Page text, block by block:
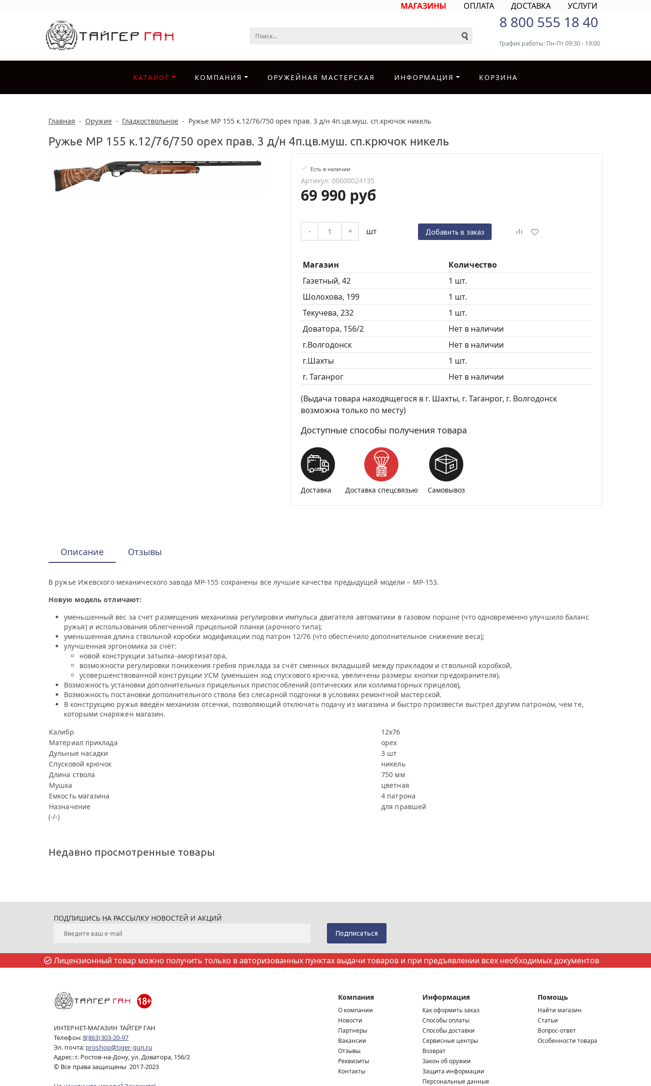
МАГАЗИНЫ ОПЛАТА ДОСТАВКА УСЛУГИ
8 800 555 18 40
График работы: Пн-Пт 09:30 - 19:00
КАТАЛОГ КОМПАНИЯ ОРУЖЕЙНАЯ МАСТЕРСКАЯ ИНФОРМАЦИЯ КОРЗИНА
Главная - Оружие - Гладкоствольное - Ружье МР 155 к.12/76/750 орех прав. 3 д/н 4п.цв.муш. сп.крючок никель
Ружье МР 155 к.12/76/750 орех прав. 3 д/н 4п.цв.муш. сп.крючок никель
Есть в наличии
Артикул: 00000024135
69 990 руб
- + шт Добавить в заказ
Магазин
Количество
Газетный, 42
1 шт.
Шолохова, 199
1 шт.
Текучева, 232
1 шт.
Доватора, 156/2
Нет в наличии
г.Волгодонск
Нет в наличии
г.Шахты
1 шт.
г. Таганрог
Нет в наличии
(Выдача товара находящегося в г. Шахты, г. Таганрог, г. Волгодонск
возможна только по месту)
Доступные способы получения товара
Доставка Доставка спецсвязью Самовывоз
Описание Отзывы
В ружье Ижевского механического завода МР-155 сохранены все лучшие качества предыдущей модели – МР-153.
Новую модель отличают:
уменьшенный вес за счет размещения механизма регулировки импульса двигателя автоматики в газовом поршне (что одновременно улучшило баланс
ружья) и использования облегченной прицельной планки (арочного типа);
уменьшенная длина ствольной коробки модификации под патрон 12/76 (что обеспечило дополнительное снижение веса);
улучшенная эргономика за счёт:
новой конструкции затылка-амортизатора,
возможности регулировки понижения гребня приклада за счёт сменных вкладышей между прикладом и ствольной коробкой,
усовершенствованной конструкции УСМ (уменьшен ход спускового крючка, увеличены размеры кнопки предохранителя).
Возможность установки дополнительных прицельных приспособлений (оптических или коллиматорных прицелов),
Возможность постановки дополнительного ствола без слесарной подгонки в условиях ремонтной мастерской.
В конструкцию ружья введён механизм отсечки, позволяющий отключать подачу из магазина и быстро произвести выстрел другим патроном, чем те,
которыми снаряжен магазин.
Калибр
12х76
Материал приклада
орех
Дульные насадки
3 шт
Спусковой крючок
никель
Длина ствола
750 мм
Мушка
цветная
Емкость магазина
4 патрона
Назначение
для правшей
(-/-)
Недавно просмотренные товары
ПОДПИШИСЬ НА РАССЫЛКУ НОВОСТЕЙ И АКЦИЙ
Лицензионный товар можно получить только в авторизованных пунктах выдачи товаров и при предъявлении всех необходимых документов
ИНТЕРНЕТ-МАГАЗИН ТАЙГЕР ГАН
Телефон:8(863)303-20-97
Эл. почта: proshop@tiger-gun.ru
Адрес: г. Ростов-на-Дону, ул. Доватора, 156/2
© Все права защищены 2017-2023
Компания
О компании
Новости
Партнеры
Вакансии
Отзывы
Реквизиты
Контакты
Информация
Как оформить заказ
Способы оплаты
Способы доставки
Сервисные центры
Возврат
Закон об оружии
Защита информации
Персональные данные
Помощь
Найти магазин
Статьи
Вопрос-ответ
Особенности товара